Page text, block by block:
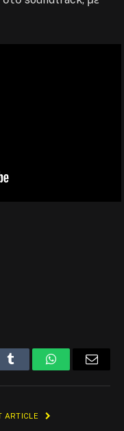
Tumblr WhatsAppEmail
ARTICLE